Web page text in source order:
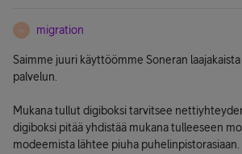
M migration
Saimme juuri käyttöömme Soneran
palvelun.
Mukana tullut digiboksi tarvitsee
digiboksi pitää yhdistää mukana tulleeseen
modeemista lähtee piuha